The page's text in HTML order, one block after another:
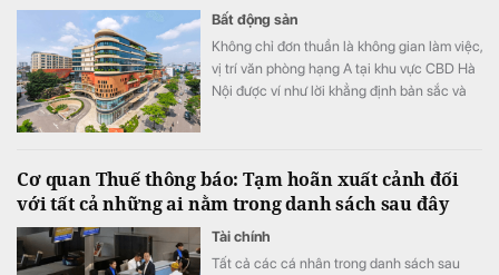
Bất động sản
Không chỉ đơn thuần là không gian làm việc,
vị trí văn phòng hạng A tại khu vực CBD Hà
Nội được ví như lời khẳng định bản sắc và
biến khu vực trung tâm thành lựa chọn hàng
đầu của các tập đoàn đa quốc gia.
Cơ quan Thuế thông báo: Tạm hoãn xuất cảnh đối
với tất cả những ai nằm trong danh sách sau đây
Tài chính
Tất cả các cá nhân trong danh sách sau